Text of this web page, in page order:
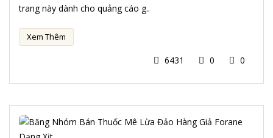
trang này dành cho quảng cáo g..
Xem Thêm
6431 0 0